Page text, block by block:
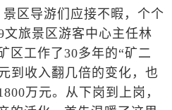
区导游们应接不暇，个个
文旅景区游客中心主任林
区工作了30多年的“矿二
到收入翻几倍的变化，也
万元。从下岗到上岗，